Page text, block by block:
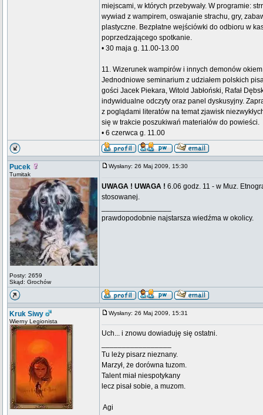
miejscami, w których przebywały. W programie:
wywiad z wampirem, oswajanie strachu, gry,
plastyczne. Bezpłatne wejściówki do odbioru w
poprzedzającego spotkanie.
• 30 maja g. 11.00-13.00
11. Wizerunek wampirów i innych demonów
Jednodniowe seminarium z udziałem polskich
gości Jacek Piekara, Witold Jabłoński, Rafał
indywidualne odczyty oraz panel dyskusyjny.
z poglądami literatów na temat zjawisk
się w trakcie poszukiwań materiałów do powieści.
• 6 czerwca g. 11.00
Pucek
Tumitak
Posty: 2659
Skąd: Grochów
Wysłany: 26 Maj 2009, 15:30
UWAGA ! UWAGA ! 6.06 godz. 11 - w Muz.
stosowanej.
prawdopodobnie najstarsza wiedźma w okolicy.
Kruk Siwy
Wierny Legionista
Wysłany: 26 Maj 2009, 15:31
Uch... i znowu dowiaduję się ostatni.
Tu leży pisarz nieznany.
Marzył, że dorówna tuzom.
Talent miał niespotykany
lecz pisał sobie, a muzom.
 Agi